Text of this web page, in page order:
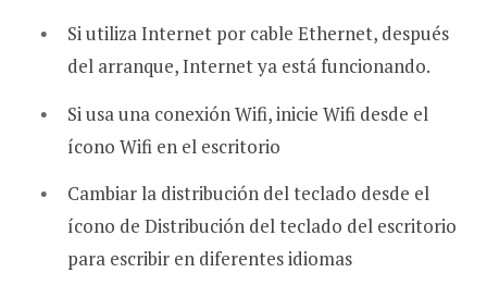
Si utiliza Internet por cable Ethernet, después
del arranque, Internet ya está funcionando.
Si usa una conexión Wifi, inicie Wifi desde el
ícono Wifi en el escritorio
Cambiar la distribución del teclado desde el
ícono de Distribución del teclado del escritorio
para escribir en diferentes idiomas